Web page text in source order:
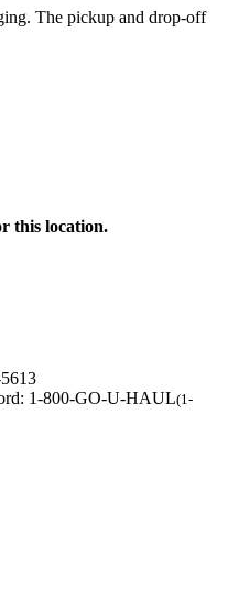
The pickup and drop-off
this location.
1-800-GO-U-HAUL(1-